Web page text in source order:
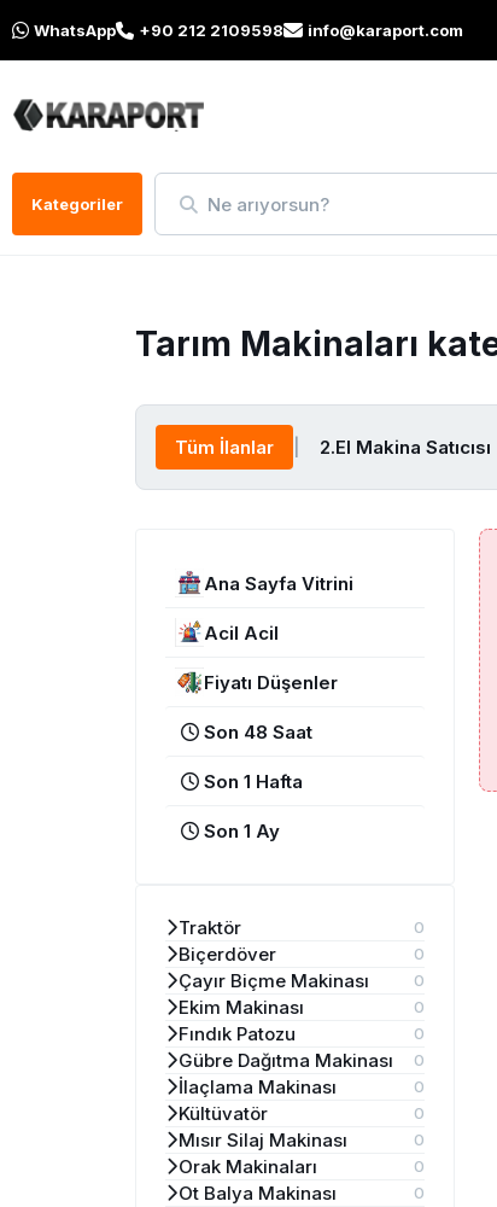
WhatsApp +90 212 2109598 info@karaport.com
Kategoriler Ne arıyorsun?
Tarım Makinaları
Tüm İlanlar 2.El Makina Satıcısı
Ana Sayfa Vitrini
Acil Acil
Fiyatı Düşenler
Son 48 Saat
Son 1 Hafta
Son 1 Ay
Traktör 0
Biçerdöver 0
Çayır Biçme Makinası 0
Ekim Makinası 0
Fındık Patozu 0
Gübre Dağıtma Makinası 0
İlaçlama Makinası 0
Kültüvatör 0
Mısır Silaj Makinası 0
Orak Makinaları 0
Ot Balya Makinası 0